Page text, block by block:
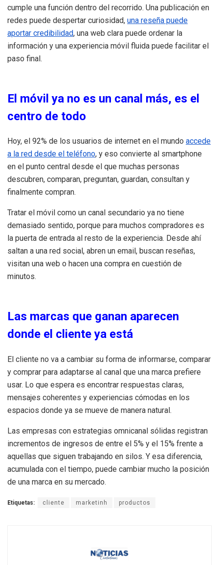
cumple una función dentro del recorrido. Una publicación en
redes puede despertar curiosidad, una reseña puede
aportar credibilidad, una web clara puede ordenar la
información y una experiencia móvil fluida puede facilitar el
paso final.
El móvil ya no es un canal más, es el
centro de todo
Hoy, el 92% de los usuarios de internet en el mundo accede
a la red desde el teléfono, y eso convierte al smartphone
en el punto central desde el que muchas personas
descubren, comparan, preguntan, guardan, consultan y
finalmente compran.
Tratar el móvil como un canal secundario ya no tiene
demasiado sentido, porque para muchos compradores es
la puerta de entrada al resto de la experiencia. Desde ahí
saltan a una red social, abren un email, buscan reseñas,
visitan una web o hacen una compra en cuestión de
minutos.
Las marcas que ganan aparecen
donde el cliente ya está
El cliente no va a cambiar su forma de informarse, comparar
y comprar para adaptarse al canal que una marca prefiere
usar. Lo que espera es encontrar respuestas claras,
mensajes coherentes y experiencias cómodas en los
espacios donde ya se mueve de manera natural.
Las empresas con estrategias omnicanal sólidas registran
incrementos de ingresos de entre el 5% y el 15% frente a
aquellas que siguen trabajando en silos. Y esa diferencia,
acumulada con el tiempo, puede cambiar mucho la posición
de una marca en su mercado.
Etiquetas: cliente marketinh productos